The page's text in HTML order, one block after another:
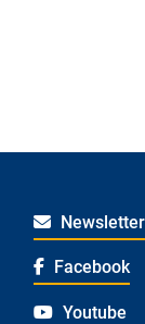
Newsletter
Facebook
Youtube